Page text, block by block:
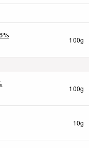
100g
100g
10g